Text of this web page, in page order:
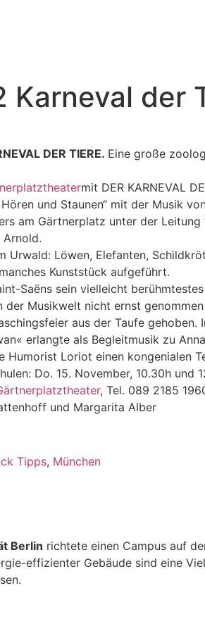
Karneval der
DER TIERE. Eine große
mit DER KARNEVAL
und Staunen“ mit der Musik
am Gärtnerplatz unter der
Urwald: Löwen, Elefanten,
Kunststück aufgeführt.
Saëns sein vielleicht
der Musikwelt nicht ernst
aus der Taufe
erlangte als Begleitmusik zu
Humorist Loriot einen kongenialen
Do. 15. November, 10.30h
, Tel. 089 2185
und Margarita Alber
Tipps, München
Berlin richtete einen Campus auf
effizienter Gebäude sind eine